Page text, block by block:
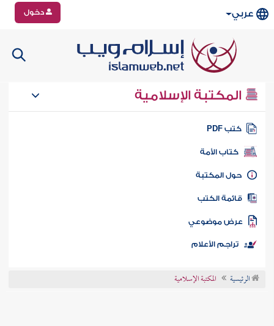
عربي دخول
المكتبة الإسلامية
كتب PDF
كتاب الأمة
المكتبة
الكتب
موضوعي
تراجم الأعلام
الرئيسية المكتبة الإسلامية